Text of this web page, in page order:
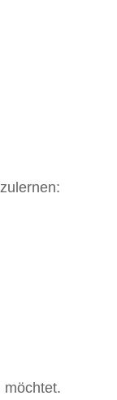
möchtet.